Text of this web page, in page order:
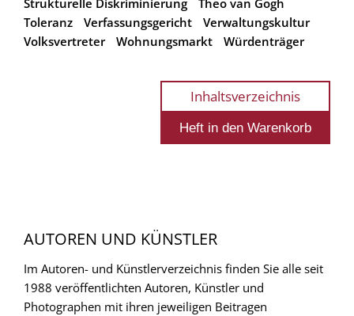
Toleranz
Verfassungsgericht
Verwaltungskultur
Volksvertreter
Wohnungsmarkt Würdenträger
Inhaltsverzeichnis
AUTOREN UND KÜNSTLER
Im Autoren- und Künstlerverzeichnis finden Sie alle seit
1988 veröffentlichten Autoren, Künstler und
Photographen mit ihren jeweiligen Beitragen